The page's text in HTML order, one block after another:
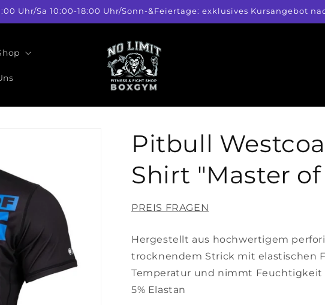
Uhr/Sa 10:00-18:00 Uhr/Sonn-&Feiertage: exklusives Kursangebot
Pitbull
Shirt "Master
PREIS FRAGEN
Hergestellt aus hochwertigem
trocknendem Strick mit elastischen
Temperatur und nimmt Feuchtigkeit
5% Elastan